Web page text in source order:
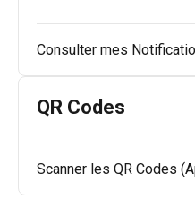
Consulter mes
QR Codes
Scanner les QR Codes